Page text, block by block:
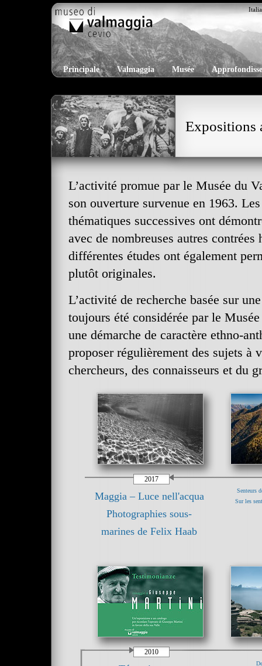
Principale Valmaggia Musée
Expositions
L’activité promue par le Musée du
son ouverture survenue en 1963.
thématiques successives ont
avec de nombreuses autres
différentes études ont également
plutôt originales.
L’activité de recherche basée sur
toujours été considérée par le
une démarche de caractère ethno-
proposer régulièrement des sujets à
chercheurs, des connaisseurs et du
2017
Maggia – Luce nell'acqua
Photographies sous-
marines de Felix Haab
Senteurs
Sur les
2010